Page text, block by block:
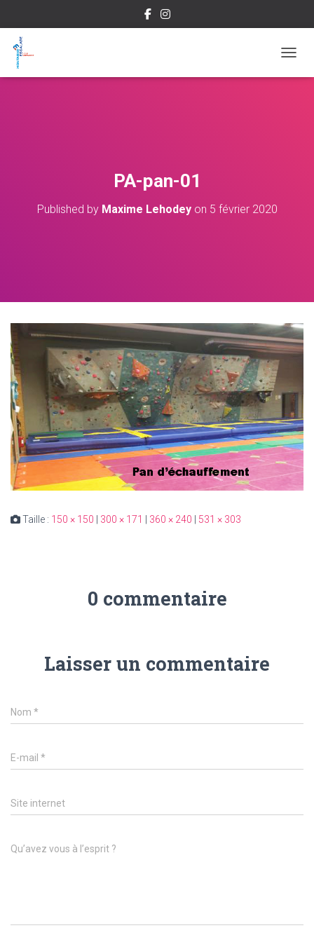
PA-pan-01
Published by Maxime Lehodeyon 5 février 2020
Taille : 150 × 150 | 300 × 171 | 360 × 240 | 531 × 303
0 commentaire
Laisser un commentaire
Nom *
E-mail *
Site internet
Qu’avez vous à l’esprit ?